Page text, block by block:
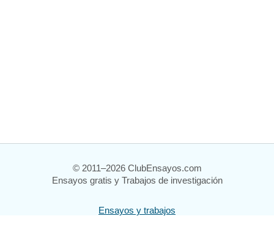
© 2011–2026 ClubEnsayos.com
Ensayos gratis y Trabajos de investigación
Ensayos y trabajos